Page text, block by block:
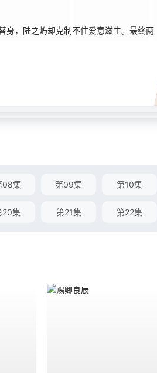
身，陆之屿却克制不住爱意滋生。最终两
08集 第09集 第10集
20集 第21集 第22集